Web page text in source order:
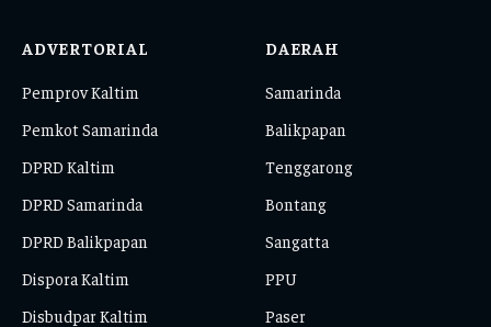
ADVERTORIAL
Pemprov Kaltim
Pemkot Samarinda
DPRD Kaltim
DPRD Samarinda
DPRD Balikpapan
Dispora Kaltim
Disbudpar Kaltim
DAERAH
Samarinda
Balikpapan
Tenggarong
Bontang
Sangatta
PPU
Paser